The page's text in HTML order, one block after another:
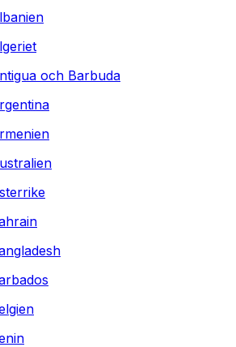
och Barbuda